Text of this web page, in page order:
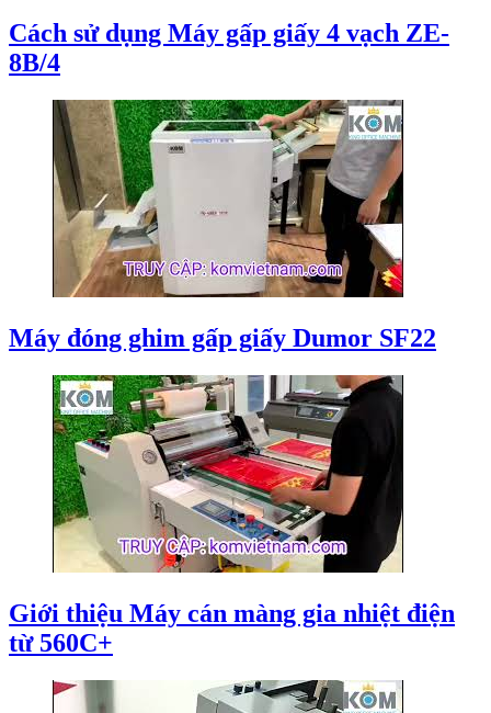
Cách sử dụng Máy gấp giấy 4 vạch ZE-
8B/4
Máy đóng ghim gấp giấy Dumor SF22
Giới thiệu Máy cán màng gia nhiệt điện
từ 560C+